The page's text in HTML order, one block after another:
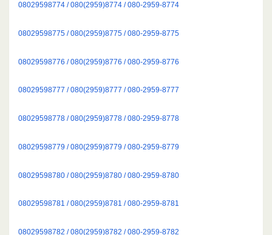
08029598774 / 080(2959)8774 / 080-2959-8774
08029598775 / 080(2959)8775 / 080-2959-8775
08029598776 / 080(2959)8776 / 080-2959-8776
08029598777 / 080(2959)8777 / 080-2959-8777
08029598778 / 080(2959)8778 / 080-2959-8778
08029598779 / 080(2959)8779 / 080-2959-8779
08029598780 / 080(2959)8780 / 080-2959-8780
08029598781 / 080(2959)8781 / 080-2959-8781
08029598782 / 080(2959)8782 / 080-2959-8782